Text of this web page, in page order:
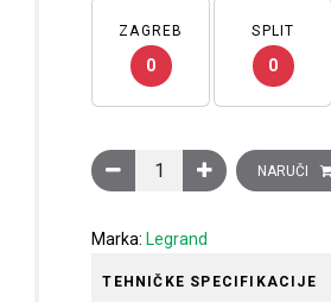
ZAGREB
0
SPLIT
0
Ukrasni okvir Clasia, 3
NARUČI
Marka: Legrand
TEHNIČKE SPECIFIKACIJE